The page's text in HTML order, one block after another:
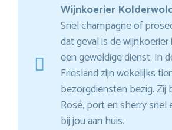
Wijnkoerier
Snel champagne of
dat geval is de
een geweldige dienst. In
Friesland zijn wekelijks
bezorgdiensten bezig. Zij
Rosé, port en sherry
bij jou aan huis.